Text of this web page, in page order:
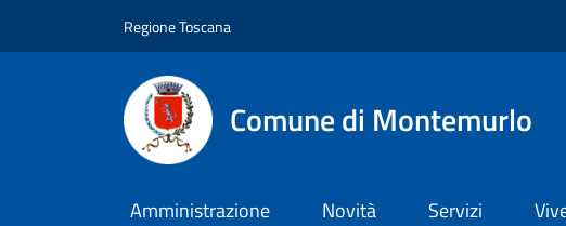
Regione Toscana
Comune di Montemurlo
Amministrazione Novità Servizi